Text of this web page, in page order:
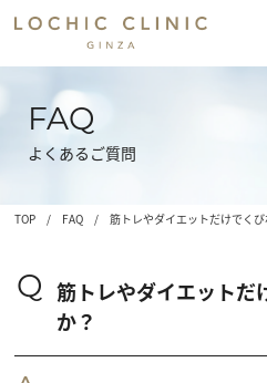
FAQ
よくあるご質問
TOP / FAQ / 筋トレやダイエットだけでく
Q 筋トレやダイエットだ
か？